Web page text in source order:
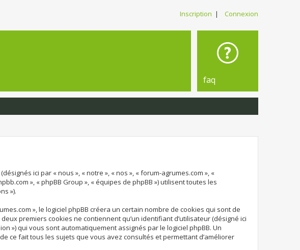
Inscription | Connexion
faq
ici par « nous », « notre », « nos », « forum-agrumes.com », «
», « phpBB Group », « équipes de phpBB ») utilisent toutes les
»).
», le logiciel phpBB créera un certain nombre de cookies qui sont de
premiers cookies ne contiennent qu’un identifiant d’utilisateur (désigné ici
») qui vous sont automatiquement assignés par le logiciel phpBB. Un
ce fait tous les sujets que vous avez consultés et permettant d’améliorer